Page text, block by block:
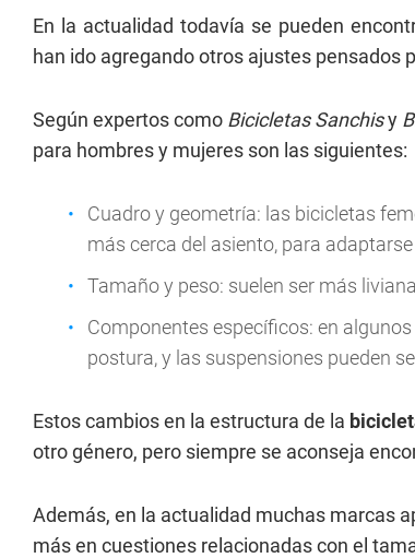
En la actualidad todavía se pueden
han ido agregando otros ajustes pensados
Según expertos como Bicicletas Sanchisy
para hombres y mujeres son las siguientes:
Cuadro y geometría: las bicicletas
más cerca del asiento, para
Tamaño y peso: suelen ser más
Componentes específicos: en
postura, y las suspensiones pueden
Estos cambios en la estructura de la
otro género, pero siempre se aconseja
Además, en la actualidad muchas marcas
más en cuestiones relacionadas con el